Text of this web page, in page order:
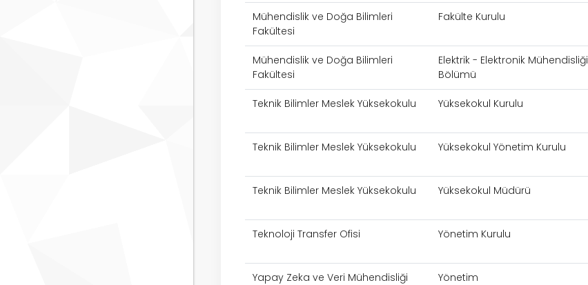
Mühendislik ve Doğa Bilimleri
Fakültesi
Fakülte Kurulu
Mühendislik ve Doğa Bilimleri
Fakültesi
Elektrik - Elektronik Mühendisliği
Bölümü
Teknik Bilimler Meslek Yüksekokulu Yüksekokul Kurulu
Teknik Bilimler Meslek Yüksekokulu Yüksekokul Yönetim Kurulu
Teknik Bilimler Meslek Yüksekokulu Yüksekokul Müdürü
Teknoloji Transfer Ofisi Yönetim Kurulu
Yapay Zeka ve Veri Mühendisliği Yönetim